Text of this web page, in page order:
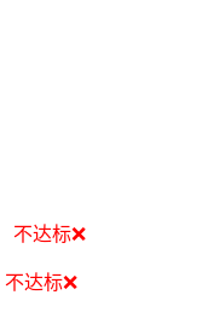
不达标❌
不达标❌